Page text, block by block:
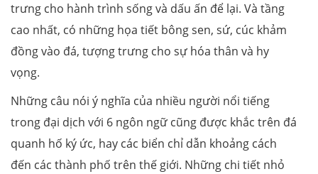
trưng cho hành trình sống và dấu ấn để lại. Và tầng
cao nhất, có những họa tiết bông sen, sứ, cúc khảm
đồng vào đá, tượng trưng cho sự hóa thân và hy
vọng.
Những câu nói ý nghĩa của nhiều người nổi tiếng
trong đại dịch với 6 ngôn ngữ cũng được khắc trên đá
quanh hố ký ức, hay các biển chỉ dẫn khoảng cách
đến các thành phố trên thế giới. Những chi tiết nhỏ